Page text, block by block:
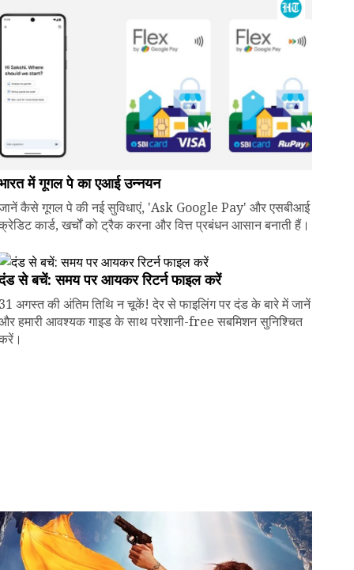
में गूगल पे का एआई उन्नयन
कैसे गूगल पे की नई सुविधाएं, 'Ask Google Pay' और एसबीआई
कार्ड, खर्चों को ट्रैक करना और वित्त प्रबंधन आसान बनाती हैं।
से बचें: समय पर आयकर रिटर्न फाइल करें
अगस्त की अंतिम तिथि न चूकें! देर से फाइलिंग पर दंड के बारे में जानें
हमारी आवश्यक गाइड के साथ परेशानी-free सबमिशन सुनिश्चित